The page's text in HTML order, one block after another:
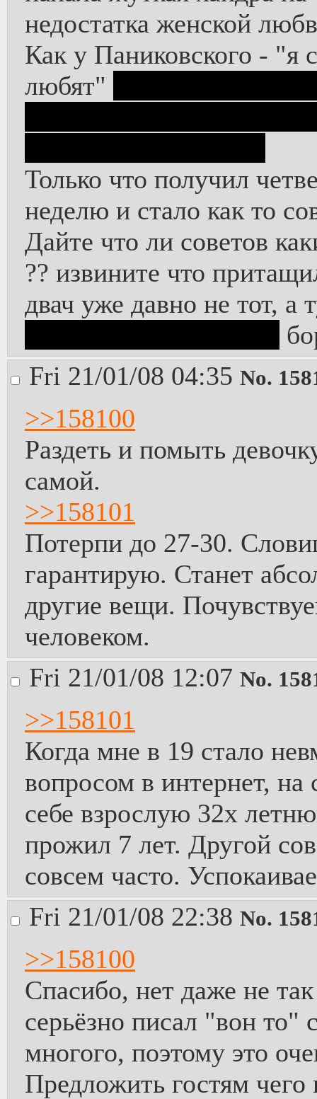
недостатка женской
Как у Паниковского - "я
любят"
Только что получил
неделю и стало как то
Дайте что ли советов
?? извините что
двач уже давно не тот, а
Fri 21/01/08 04:35 No.
>>158100
Раздеть и помыть
самой.
>>158101
Потерпи до 27-30.
гарантирую. Станет
другие вещи.
человеком.
Fri 21/01/08 12:07 No.
>>158101
Когда мне в 19 стало
вопросом в интернет, на
себе взрослую 32х
прожил 7 лет. Другой
совсем часто.
Fri 21/01/08 22:38 No.
>>158100
Спасибо, нет даже не
серьёзно писал "вон
многого, поэтому это
Предложить гостям чего